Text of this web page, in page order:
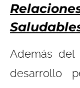
Además del
desarrollo